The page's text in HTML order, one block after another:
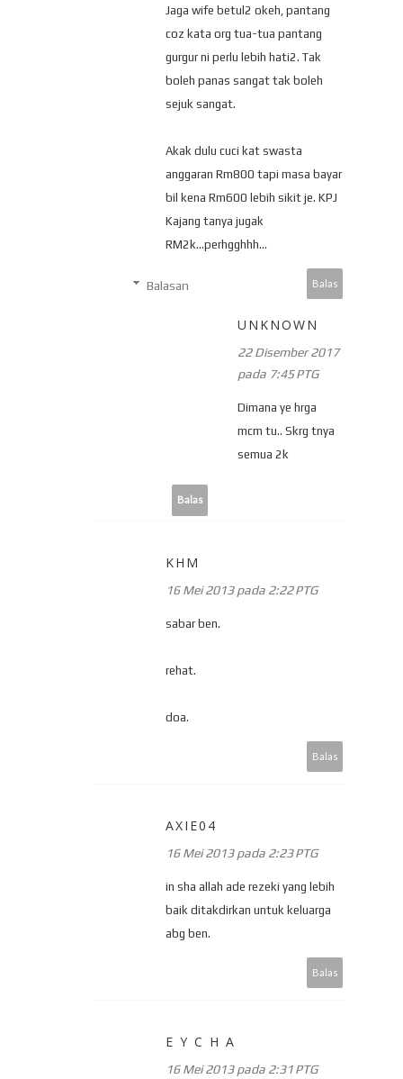
Jaga wife betul2 okeh, pantang
coz kata org tua-tua pantang
gurgur ni perlu lebih hati2. Tak
boleh panas sangat tak boleh
sejuk sangat.
Akak dulu cuci kat swasta
anggaran Rm800 tapi masa bayar
bil kena Rm600 lebih sikit je. KPJ
Kajang tanya jugak
RM2k...perhgghhh...
Balas
Balasan
UNKNOWN
22 Disember 2017
pada 7:45 PTG
Dimana ye hrga
mcm tu.. Skrg tnya
semua 2k
Balas
KHM
16 Mei 2013 pada 2:22 PTG
sabar ben.
rehat.
doa.
Balas
AXIE04
16 Mei 2013 pada 2:23 PTG
in sha allah ade rezeki yang lebih
baik ditakdirkan untuk keluarga
abg ben.
Balas
E Y C H A
16 Mei 2013 pada 2:31 PTG